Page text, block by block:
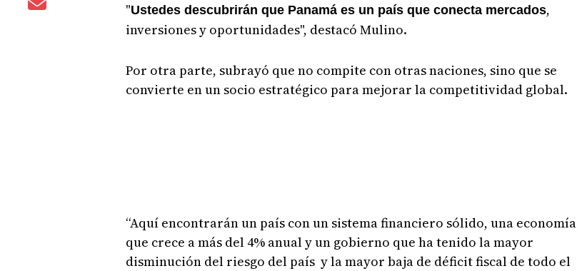
"Ustedes descubrirán que Panamá es un país que conecta mercados,
inversiones y oportunidades", destacó Mulino.
Por otra parte, subrayó que no compite con otras naciones, sino que se
convierte en un socio estratégico para mejorar la competitividad global.
“Aquí encontrarán un país con un sistema financiero sólido, una economía
que crece a más del 4% anual y un gobierno que ha tenido la mayor
disminución del riesgo del país y la mayor baja de déficit fiscal de todo el